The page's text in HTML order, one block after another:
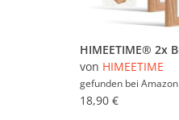
von HIMEETIME
gefunden bei Amazon
18,90 €